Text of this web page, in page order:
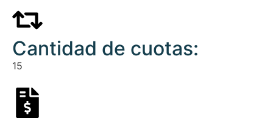
Cantidad de cuotas:
15